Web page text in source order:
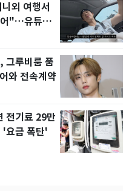
외 여행서
어"…유튜브
그루비룸 품
와 전속계약
전기료 29만
요금 폭탄'